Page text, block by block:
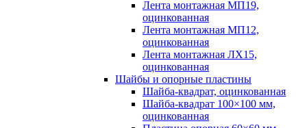
Лента монтажная МП19,
оцинкованная
Лента монтажная МП12,
оцинкованная
Лента монтажная ЛХ15,
оцинкованная
Шайбы и опорные пластины
Шайба-квадрат, оцинкованная
Шайба-квадрат 100×100 мм,
оцинкованная